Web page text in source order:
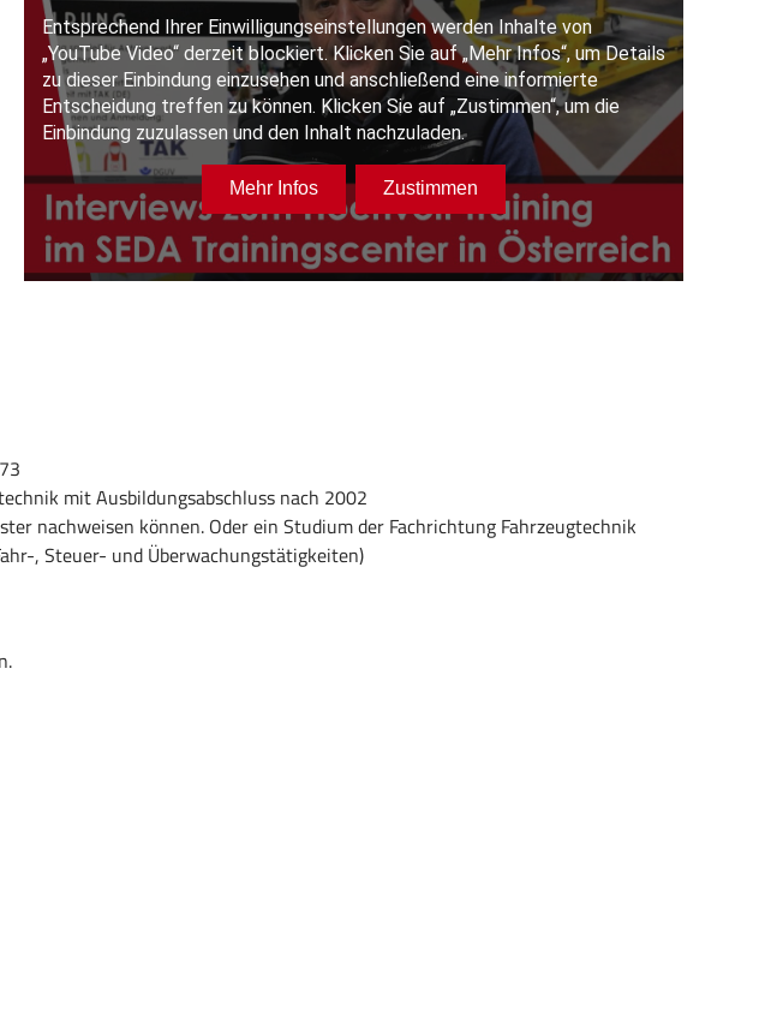
mit Ausbildungsabschluss nach 2002
nachweisen können. Oder ein Studium der Fachrichtung Fahrzeugtechnik
, Steuer- und Überwachungstätigkeiten)